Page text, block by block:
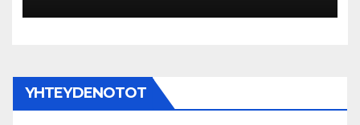
menestyvän ja hyvinvoivan
YHTEYDENOTOT